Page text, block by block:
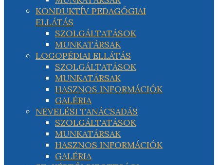
KONDUKTÍV PEDAGÓGIAI
ELLÁTÁS
SZOLGÁLTATÁSOK
MUNKATÁRSAK
LOGOPÉDIAI ELLÁTÁS
SZOLGÁLTATÁSOK
MUNKATÁRSAK
HASZNOS INFORMÁCIÓK
GALÉRIA
NEVELÉSI TANÁCSADÁS
SZOLGÁLTATÁSOK
MUNKATÁRSAK
HASZNOS INFORMÁCIÓK
GALÉRIA